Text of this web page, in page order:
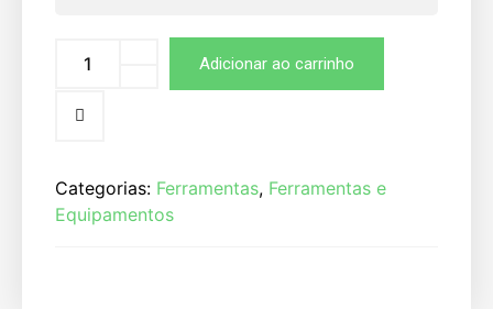
Adicionar ao carrinho
Categorias: Ferramentas, Ferramentas e
Equipamentos